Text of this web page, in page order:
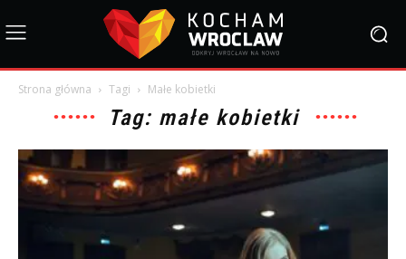
Strona główna Tagi Małe kobietki
Tag: małe kobietki